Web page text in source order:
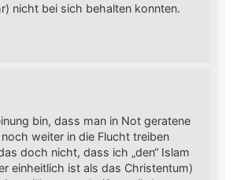
nicht bei sich behalten konnten.
bin, dass man in Not geratene
weiter in die Flucht treiben
doch nicht, dass ich „den“ Islam
einheitlich ist als das Christentum)